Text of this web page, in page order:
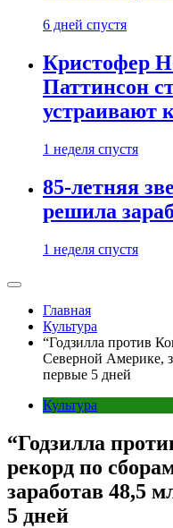
6 дней спустя
Кристофер
Паттинсон
устраивают
1 неделя спустя
85-летняя
решила
1 неделя спустя
Главная
Культура
“Годзилла против
Северной Америке,
первые 5 дней
Культура
“Годзилла
рекорд по
заработав 48,5
5 дней